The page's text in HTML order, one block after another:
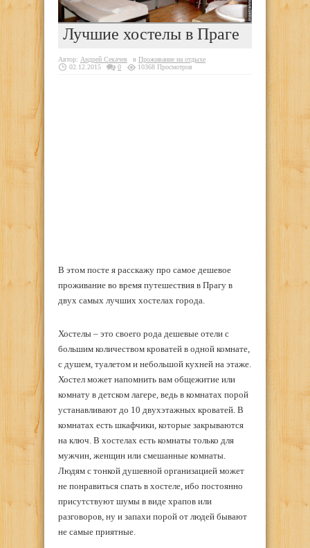
Лучшие хостелы в Праге
Автор: Андрей Секачев в Проживание на отдыхе
02.12.2015
0 10368 Просмотров
В этом посте я расскажу про самое дешевое
проживание во время путешествия в Прагу в
двух самых лучших хостелах города.
Хостелы – это своего рода дешевые отели с
большим количеством кроватей в одной комнате,
с душем, туалетом и небольшой кухней на этаже.
Хостел может напомнить вам общежитие или
комнату в детском лагере, ведь в комнатах порой
устанавливают до 10 двухэтажных кроватей. В
комнатах есть шкафчики, которые закрываются
на ключ. В хостелах есть комнаты только для
мужчин, женщин или смешанные комнаты.
Людям с тонкой душевной организацией может
не понравиться спать в хостеле, ибо постоянно
присутствуют шумы в виде храпов или
разговоров, ну и запахи порой от людей бывают
не самые приятные.